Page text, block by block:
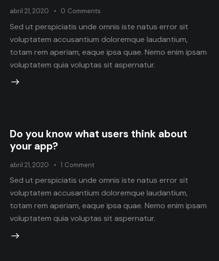
abril 21, 2020 0 Comments
Sed ut perspiciatis unde omnis iste natus error sit
voluptatem accusantium doloremque laudantium,
totam rem aperiam, eaque ipsa quae. Nemo enim ipsam
voluptatem quia voluptas sit aspernatur.
Do you know what users think about
your app?
abril 21, 2020 1 Comment
Sed ut perspiciatis unde omnis iste natus error sit
voluptatem accusantium doloremque laudantium,
totam rem aperiam, eaque ipsa quae. Nemo enim ipsam
voluptatem quia voluptas sit aspernatur.